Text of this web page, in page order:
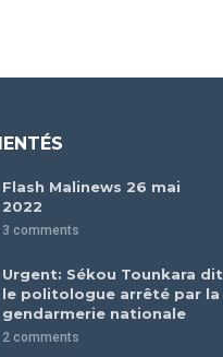
Flash Malinews 26 mai
2022
3 comments
Urgent: Sékou Tounkara dit
le politologue arrêté par la
gendarmerie nationale
2 comments